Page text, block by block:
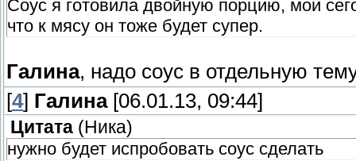
Соус я готовила двойную порцию, мои
что к мясу он тоже будет супер.
Галина, надо соус в отдельную
[4] Галина[06.01.13, 09:44]
Цитата ( Ника)
нужно будет испробовать соус сделать